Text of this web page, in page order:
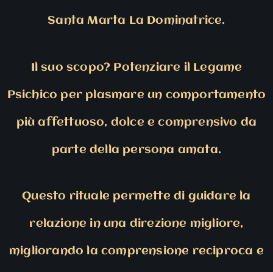
Santa Marta La Dominatrice.
Il suo scopo? Potenziare il Legame
Psichico per plasmare un comportamento
più affettuoso, dolce e comprensivo da
parte della persona amata.
Questo rituale permette di guidare la
relazione in una direzione migliore,
migliorando la comprensione reciproca e